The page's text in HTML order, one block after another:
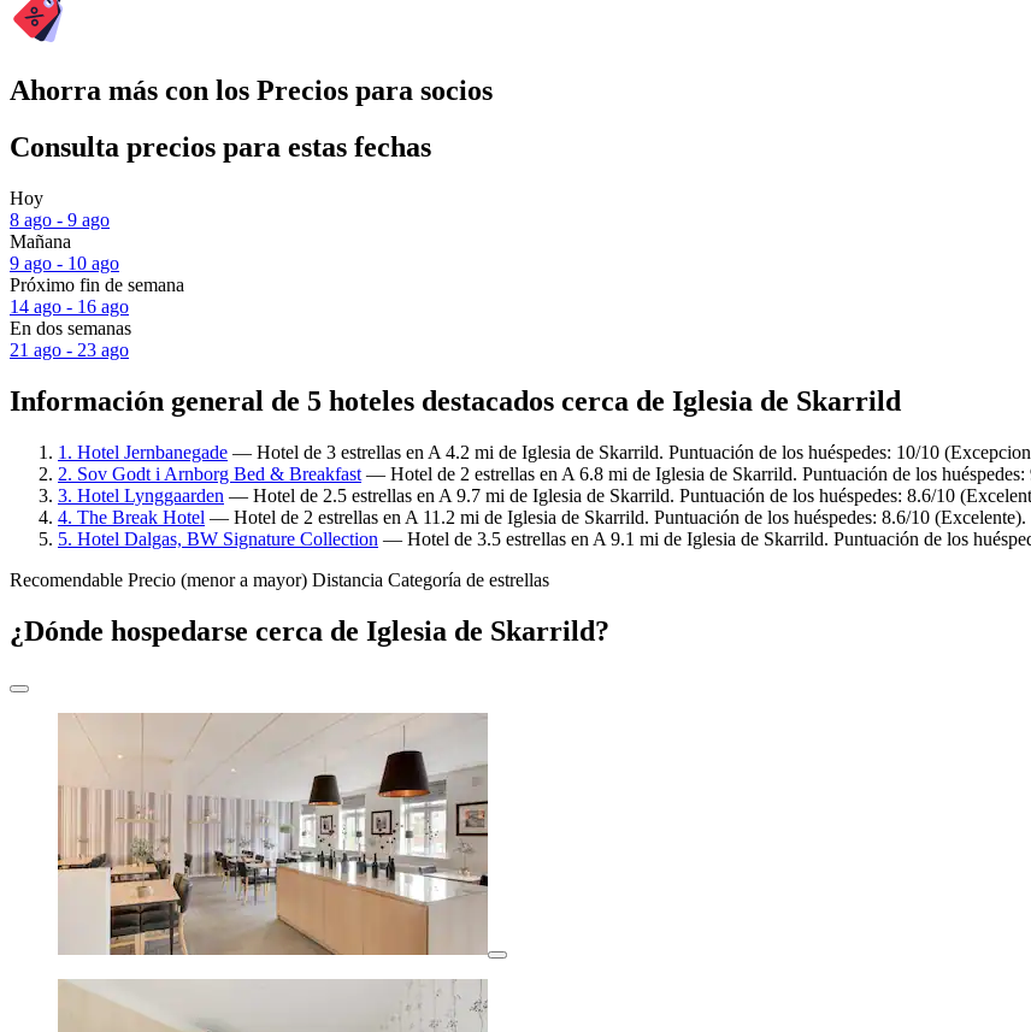
Ahorra más con los Precios para socios
Consulta precios para estas fechas
Hoy
8 ago - 9 ago
Mañana
9 ago - 10 ago
Próximo fin de semana
14 ago - 16 ago
En dos semanas
21 ago - 23 ago
Información general de 5 hoteles destacados cerca de Iglesia de Skarrild
1. Hotel Jernbanegade — Hotel de 3 estrellas en A 4.2 mi de Iglesia de Skarrild. Puntuación de los huéspedes: 10/10
2. Sov Godt i Arnborg Bed & Breakfast — Hotel de 2 estrellas en A 6.8 mi de Iglesia de Skarrild. Puntuación de los
3. Hotel Lynggaarden — Hotel de 2.5 estrellas en A 9.7 mi de Iglesia de Skarrild. Puntuación de los huéspedes: 8.6/10
4. The Break Hotel — Hotel de 2 estrellas en A 11.2 mi de Iglesia de Skarrild. Puntuación de los huéspedes: 8.6/10 (Excelente).
5. Hotel Dalgas, BW Signature Collection — Hotel de 3.5 estrellas en A 9.1 mi de Iglesia de Skarrild. Puntuación de los
Recomendable Precio (menor a mayor) Distancia Categoría de estrellas
¿Dónde hospedarse cerca de Iglesia de Skarrild?